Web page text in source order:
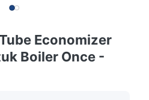
Economizer
Boiler Once -